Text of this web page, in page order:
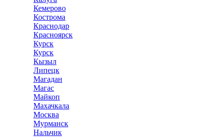
Кемерово
Кострома
Краснодар
Красноярск
Курск
Курск
Кызыл
Липецк
Магадан
Магас
Майкоп
Махачкала
Москва
Мурманск
Нальчик